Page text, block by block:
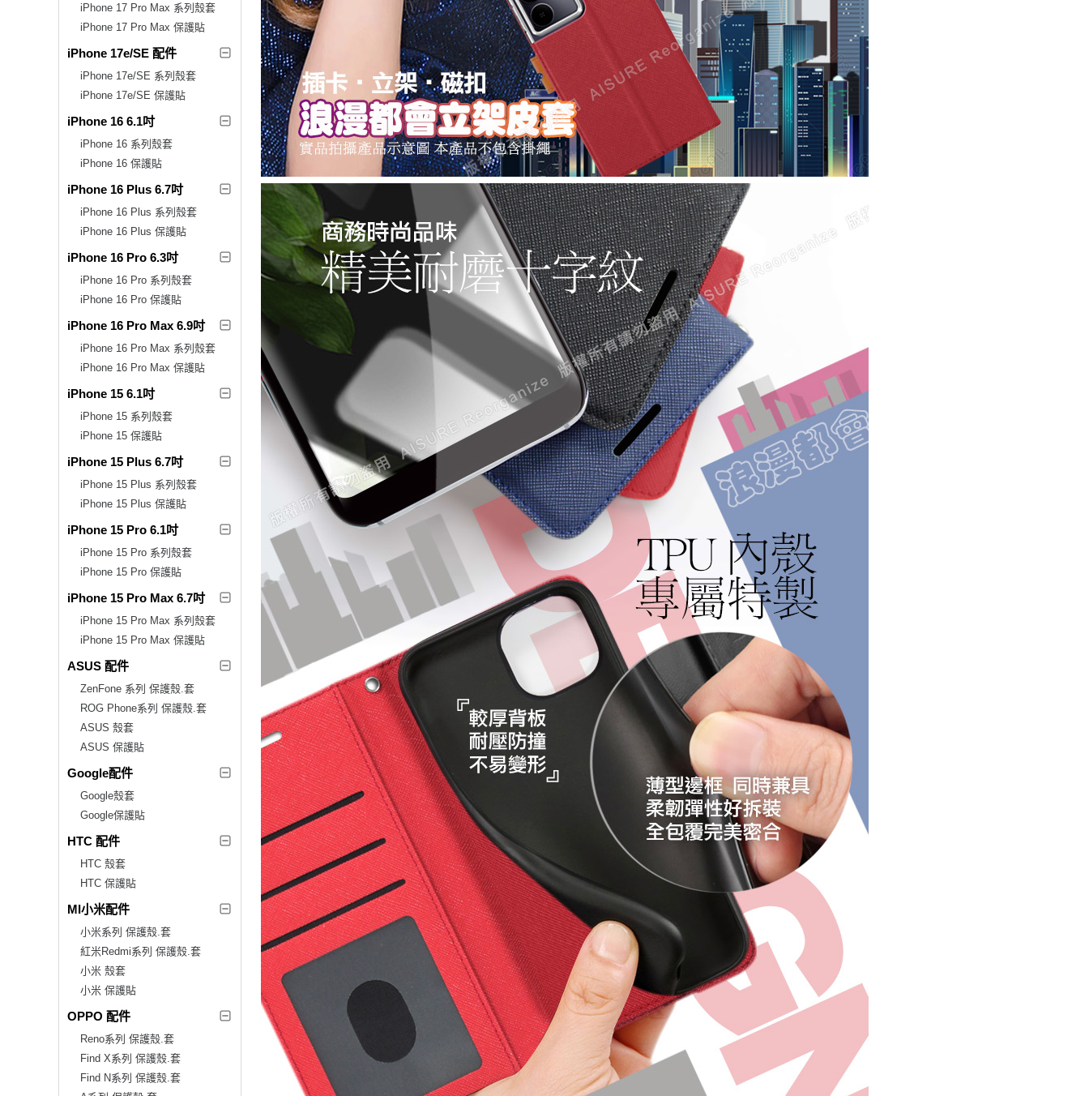
iPhone 17 Pro Max 系列殼套
iPhone 17 Pro Max 保護貼
iPhone 17e/SE 配件
iPhone 17e/SE 系列殼套
iPhone 17e/SE 保護貼
iPhone 16 6.1吋
iPhone 16 系列殼套
iPhone 16 保護貼
iPhone 16 Plus 6.7吋
iPhone 16 Plus 系列殼套
iPhone 16 Plus 保護貼
iPhone 16 Pro 6.3吋
iPhone 16 Pro 系列殼套
iPhone 16 Pro 保護貼
iPhone 16 Pro Max 6.9吋
iPhone 16 Pro Max 系列殼套
iPhone 16 Pro Max 保護貼
iPhone 15 6.1吋
iPhone 15 系列殼套
iPhone 15 保護貼
iPhone 15 Plus 6.7吋
iPhone 15 Plus 系列殼套
iPhone 15 Plus 保護貼
iPhone 15 Pro 6.1吋
iPhone 15 Pro 系列殼套
iPhone 15 Pro 保護貼
iPhone 15 Pro Max 6.7吋
iPhone 15 Pro Max 系列殼套
iPhone 15 Pro Max 保護貼
ASUS 配件
ZenFone 系列 保護殼.套
ROG Phone系列 保護殼.套
ASUS 殼套
ASUS 保護貼
Google配件
Google殼套
Google保護貼
HTC 配件
HTC 殼套
HTC 保護貼
MI小米配件
小米系列 保護殼.套
紅米Redmi系列 保護殼.套
小米 殼套
小米 保護貼
OPPO 配件
Reno系列 保護殼.套
Find X系列 保護殼.套
Find N系列 保護殼.套